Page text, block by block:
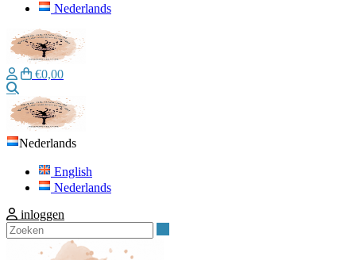
Nederlands
€0,00
Nederlands
English
Nederlands
inloggen